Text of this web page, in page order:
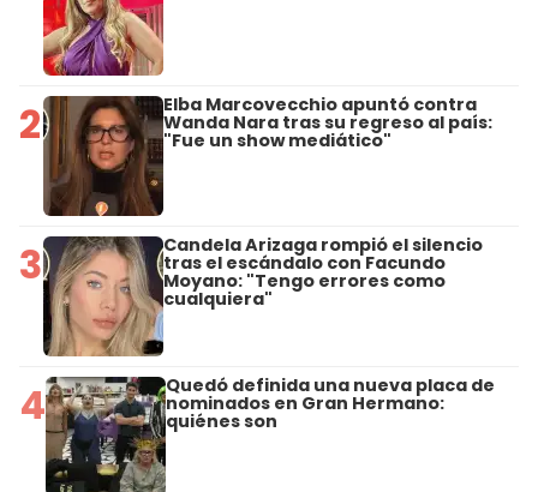
2 Elba Marcovecchio apuntó contra
Wanda Nara tras su regreso al país:
"Fue un show mediático"
3 Candela Arizaga rompió el silencio
tras el escándalo con Facundo
Moyano: "Tengo errores como
cualquiera"
4 Quedó definida una nueva placa de
nominados en Gran Hermano:
quiénes son